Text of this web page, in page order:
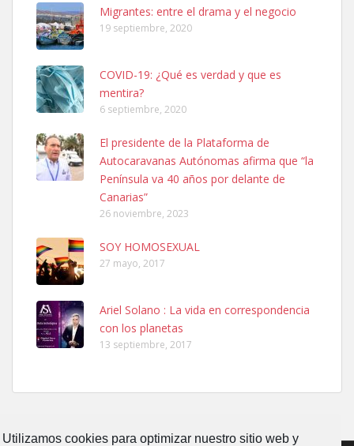
Utilizamos cookies para optimizar nuestro sitio web y
Leales.org » Gran Canaria
SHIBA PERDIDO AVDA JOSE MESA Y LOPEZ
PERRO MACHO RAZA SHIBA CON MICROCHIP PERDIDO HOY
06/07/2025 ZONA MESA Y LOPEZ. ES MUY ASUSTADIZO
Leales.org » Gran Canaria
6.7.2025
Ninfa perdida
El día 5 se los perdió una ninfa papillera, asustada tiene miedo a la
calle, se perdió por la zon...
Migrantes: entre el drama y el negocio
19 septiembre, 2020
COVID-19: ¿Qué es verdad y que es
mentira?
6 septiembre, 2020
El presidente de la Plataforma de
Autocaravanas Autónomas afirma que “la
Península va 40 años por delante de
Canarias”
26 noviembre, 2023
SOY HOMOSEXUAL
27 mayo, 2017
Ariel Solano : La vida en correspondencia
con los planetas
13 septiembre, 2017